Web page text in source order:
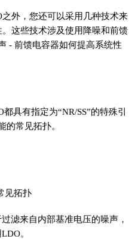
外，您还可以采用几种技术来
这些技术涉及使用降噪和前馈
- 前馈电容器如何提高系统性
具有指定为“NR/SS”的特殊引
的常见拓扑。
见拓扑
滤来自内部基准电压的噪声，
。